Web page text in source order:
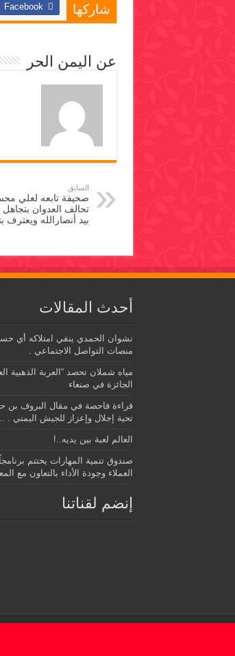
شاركها Facebook
عن اليمن الحر
السابق
صحيفة تابعه لعلي
تحالف العدوان
بيد أنصارالله ويعترف
أحدث المقالات
نشوان الحمدي ينفي امتلاكه أي
منصات التواصل الاجتماعي .
مياه شملان تحصد “العربة الذهبية
الجائزة في صنعاء
قراءة فاحصة في مقال البروف بن
تحية إجلال وإعزاز للجيش اليمني . …
العالم لعبة بين يديه..!
صندوق تنمية المهارات يختتم
العملاء وجودة الأداء بالتعاون مع
إنضم لقناتنا